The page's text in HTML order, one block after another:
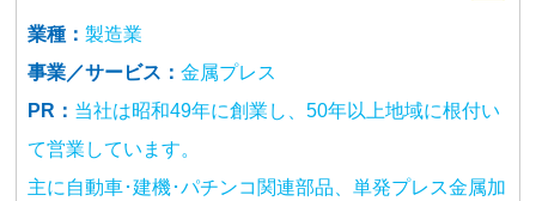
業種： 製造業
事業／サービス： 金属プレス
PR： 当社は昭和49年に創業し、50年以上地域に根付い
て営業しています。
主に自動車･建機･パチンコ関連部品、単発プレス金属加